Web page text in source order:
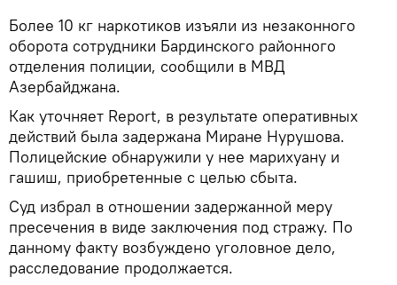
Более 10 кг наркотиков изъяли из незаконного
оборота сотрудники Бардинского районного
отделения полиции, сообщили в МВД
Азербайджана.
Как уточняет Report, в результате оперативных
действий была задержана Миране Нурушова.
Полицейские обнаружили у нее марихуану и
гашиш, приобретенные с целью сбыта.
Суд избрал в отношении задержанной меру
пресечения в виде заключения под стражу. По
данному факту возбуждено уголовное дело,
расследование продолжается.